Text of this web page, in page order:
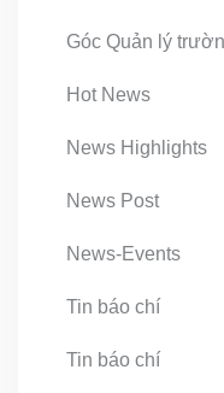
Góc Quản lý
Hot News
News Highlights
News Post
News-Events
Tin báo chí
Tin báo chí